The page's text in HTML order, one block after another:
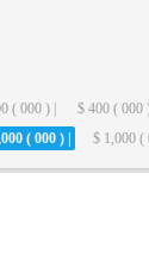
( 000 ) |
$ 400 ( 000
( 000 ) | $ 1,000 (